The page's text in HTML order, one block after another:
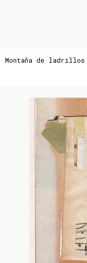
Montaña de ladrillos